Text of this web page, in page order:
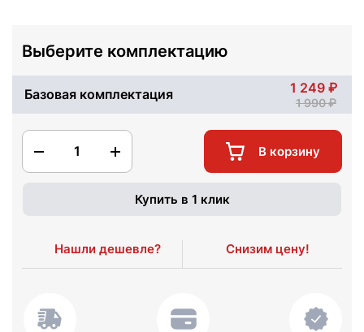
Выберите комплектацию
Базовая комплектация 1 249
1 990
1 В корзину
Купить в 1 клик
Нашли дешевле? Снизим цену!